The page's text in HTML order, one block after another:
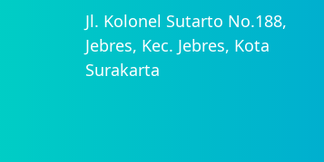
Jl. Kolonel Sutarto No.188,
Jebres, Kec. Jebres, Kota
Surakarta